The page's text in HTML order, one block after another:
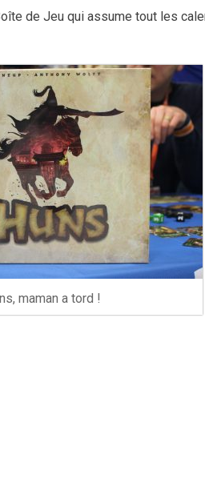
de Jeu qui assume tout les
maman a tord !